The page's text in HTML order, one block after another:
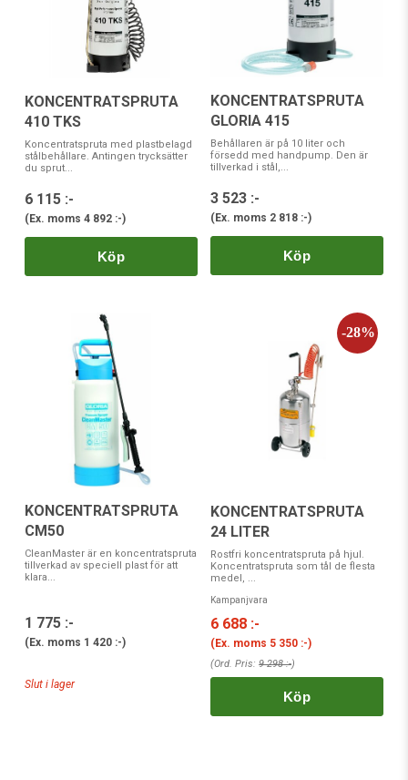
KONCENTRATSPRUTA
410 TKS
Koncentratspruta med plastbelagd
stålbehållare. Antingen trycksätter
du sprut...
6 115 :-
(Ex. moms 4 892 :-)
Köp
KONCENTRATSPRUTA
GLORIA 415
Behållaren är på 10 liter och
försedd med handpump. Den är
tillverkad i stål,...
3 523 :-
(Ex. moms 2 818 :-)
Köp
KONCENTRATSPRUTA
CM50
CleanMaster är en koncentratspruta
tillverkad av speciell plast för att
klara...
1 775 :-
(Ex. moms 1 420 :-)
Slut i lager
KONCENTRATSPRUTA
24 LITER
Rostfri koncentratspruta på hjul.
Koncentratspruta som tål de flesta
medel, ...
Kampanjvara
6 688 :-
(Ex. moms 5 350 :-)
(Ord. Pris: 9 298 :-)
Köp